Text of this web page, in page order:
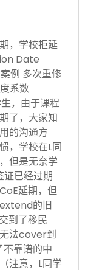
，学校拒延
Date
例 多次重修
系数
，由于课程
了，大家知
的沟通方
，学校在L同
但是无奈学
证已经过期
延期，但
的旧
到了移民
法cover到
不靠谱的中
注意，L同学